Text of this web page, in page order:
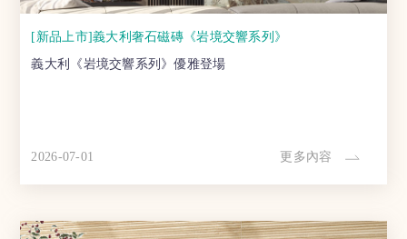
[新品上市]義大利奢石磁磚《岩境交響系列》
義大利《岩境交響系列》優雅登場
2026-07-01 更多內容